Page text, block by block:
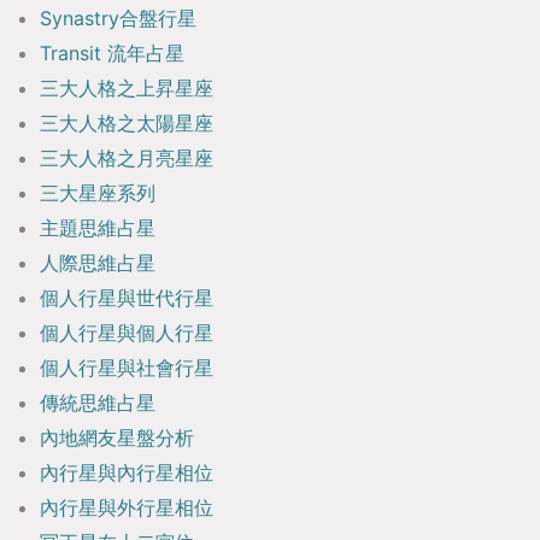
Synastry合盤行星
Transit 流年占星
三大人格之上昇星座
三大人格之太陽星座
三大人格之月亮星座
三大星座系列
主題思維占星
人際思維占星
個人行星與世代行星
個人行星與個人行星
個人行星與社會行星
傳統思維占星
內地網友星盤分析
內行星與內行星相位
內行星與外行星相位